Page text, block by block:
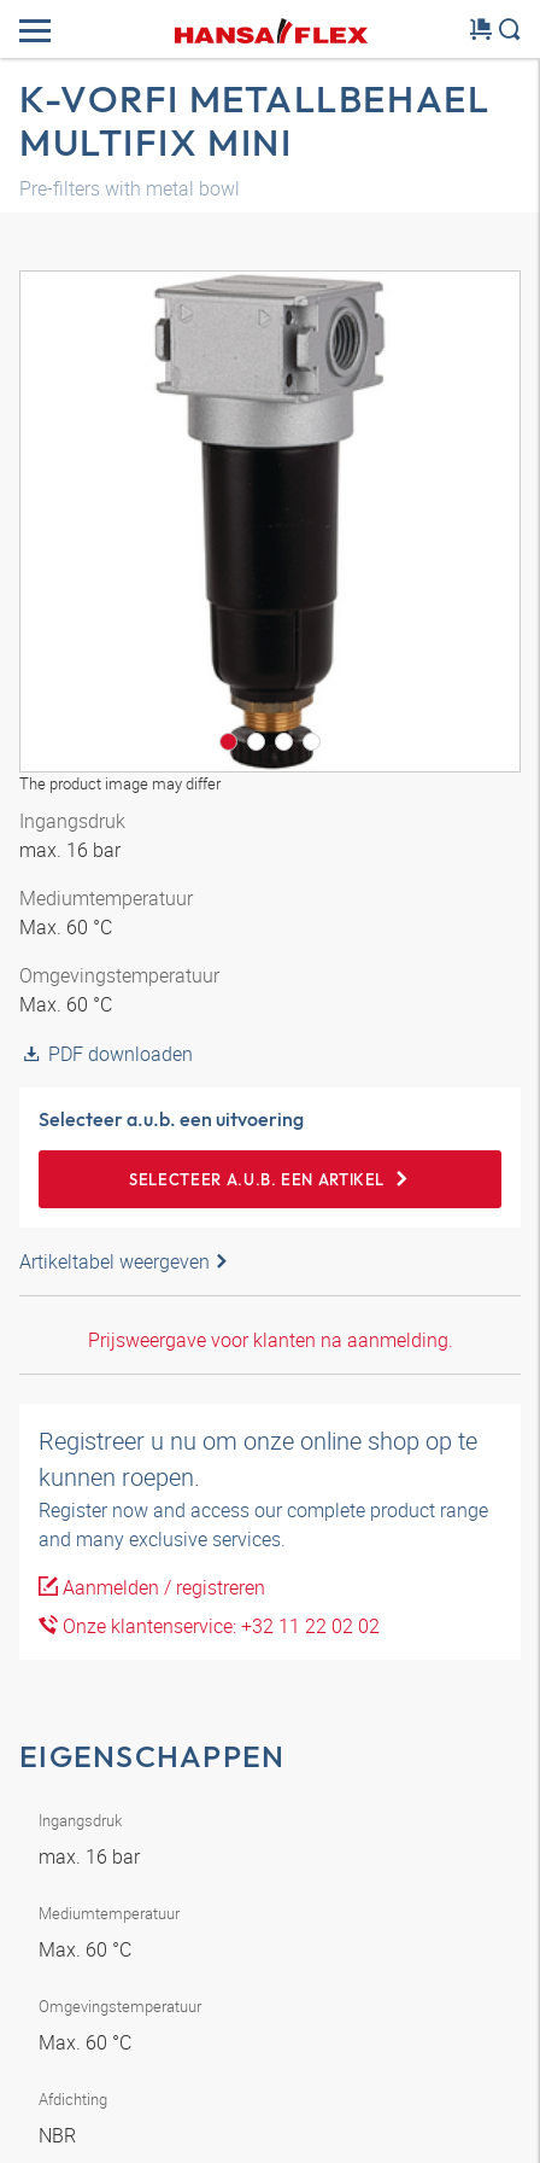
K-VORFI METALLBEHAEL
MULTIFIX MINI
Pre-filters with metal bowl
The product image may differ
3D-model
Ingangsdruk
max. 16 bar
Mediumtemperatuur
Max. 60 °C
Omgevingstemperatuur
Max. 60 °C
PDF downloaden
Selecteer a.u.b. een uitvoering
SELECTEER A.U.B. EEN ARTIKEL
Artikeltabel weergeven
Prijsweergave voor klanten na aanmelding.
Registreer u nu om onze online shop op te
kunnen roepen.
Register now and access our complete product range
and many exclusive services.
Aanmelden / registreren
Onze klantenservice: +32 11 22 02 02
EIGENSCHAPPEN
Ingangsdruk
max. 16 bar
Mediumtemperatuur
Max. 60 °C
Omgevingstemperatuur
Max. 60 °C
Afdichting
NBR